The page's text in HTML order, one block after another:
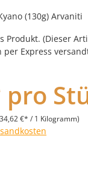
(130g) Arvaniti
Produkt. (Dieser
per Express
pro
€* / 1 Kilogramm)